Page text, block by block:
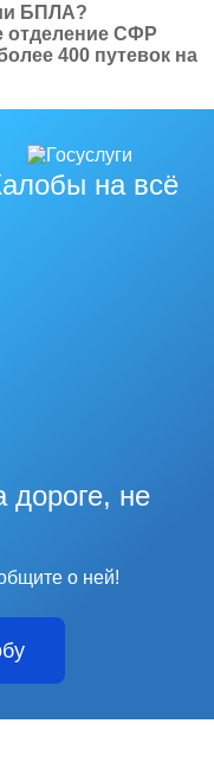
БПЛА?
отделение СФР
400 путевок на
на всё
дороге, не
о ней!